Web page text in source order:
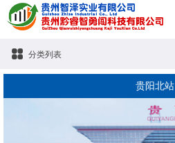
分类列表
贵阳北站